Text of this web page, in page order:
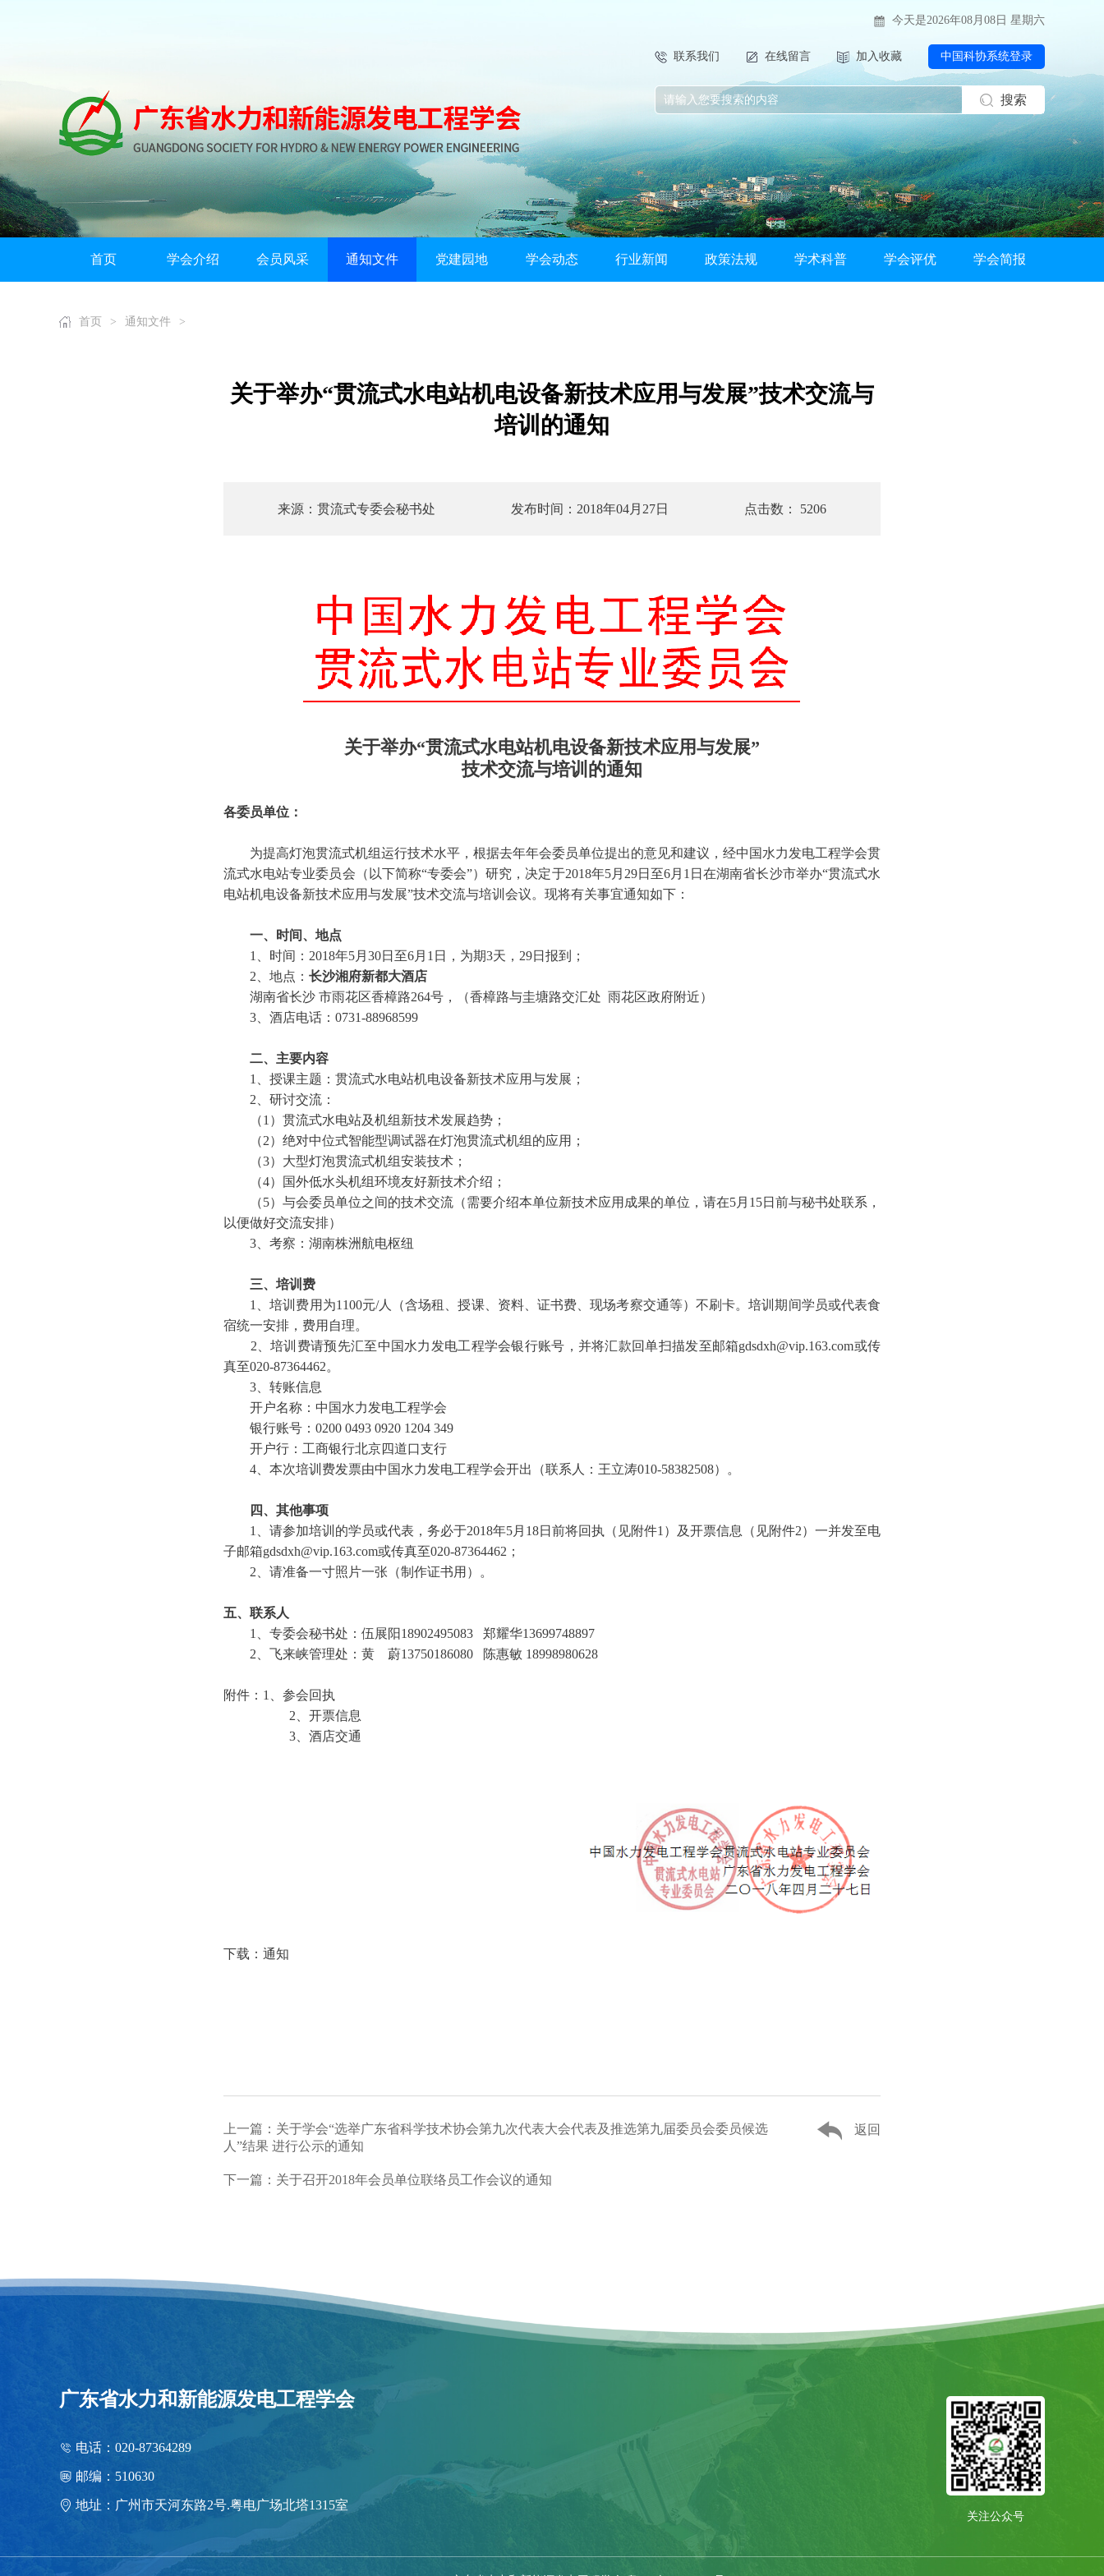
今天是2026年08月08日 星期六
联系我们 在线留言 加入收藏 中国科协系统登录
搜索
首页 学会介绍 会员风采 通知文件 党建园地 学会动态 行业新闻 政策法规 学术科普 学会评优 学会简报
首页 > 通知文件 >
关于举办“贯流式水电站机电设备新技术应用与发展”技术交流与
培训的通知
来源：贯流式专委会秘书处 发布时间：2018年04月27日 点击数： 5206
关于举办“贯流式水电站机电设备新技术应用与发展”
技术交流与培训的通知
各委员单位：
为提高灯泡贯流式机组运行技术水平，根据去年年会委员单位提出的意见和建议，经中国水力发电工程学会贯
流式水电站专业委员会（以下简称“专委会”）研究，决定于2018年5月29日至6月1日在湖南省长沙市举办“贯流式水
电站机电设备新技术应用与发展”技术交流与培训会议。现将有关事宜通知如下：
一、时间、地点
1、时间：2018年5月30日至6月1日，为期3天，29日报到；
2、地点： 长沙湘府新都大酒店
湖南省长沙 市雨花区香樟路264号，（香樟路与圭塘路交汇处 雨花区政府附近）
3、酒店电话：0731-88968599
二、主要内容
1、授课主题：贯流式水电站机电设备新技术应用与发展；
2、研讨交流：
（1）贯流式水电站及机组新技术发展趋势；
（2）绝对中位式智能型调试器在灯泡贯流式机组的应用；
（3）大型灯泡贯流式机组安装技术；
（4）国外低水头机组环境友好新技术介绍；
（5）与会委员单位之间的技术交流（需要介绍本单位新技术应用成果的单位，请在5月15日前与秘书处联系，
以便做好交流安排）
3、考察：湖南株洲航电枢纽
三、培训费
1、培训费用为1100元/人（含场租、授课、资料、证书费、现场考察交通等）不刷卡。培训期间学员或代表食
宿统一安排，费用自理。
2、培训费请预先汇至中国水力发电工程学会银行账号，并将汇款回单扫描发至邮箱gdsdxh@vip.163.com或传
真至020-87364462。
3、转账信息
开户名称：中国水力发电工程学会
银行账号：0200 0493 0920 1204 349
开户行：工商银行北京四道口支行
4、本次培训费发票由中国水力发电工程学会开出（联系人：王立涛010-58382508）。
四、其他事项
1、请参加培训的学员或代表，务必于2018年5月18日前将回执（见附件1）及开票信息（见附件2）一并发至电
子邮箱gdsdxh@vip.163.com或传真至020-87364462；
2、请准备一寸照片一张（制作证书用）。
五、联系人
1、专委会秘书处：伍展阳18902495083 郑耀华13699748897
2、飞来峡管理处：黄 蔚13750186080 陈惠敏 18998980628
附件： 1、参会回执
2、开票信息
3、酒店交通
下载： 通知
上一篇：关于学会“选举广东省科学技术协会第九次代表大会代表及推选第九届委员会委员候选
人”结果 进行公示的通知
下一篇：关于召开2018年会员单位联络员工作会议的通知
返回
广东省水力和新能源发电工程学会
电话：020-87364289
邮编：510630
地址：广州市天河东路2号.粤电广场北塔1315室
关注公众号